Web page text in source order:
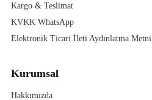
Kargo & Teslimat
KVKK WhatsApp
Elektronik Ticari İleti Aydınlatma Metni
Kurumsal
Hakkımızda